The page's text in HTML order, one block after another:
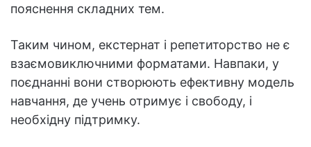
пояснення складних тем.
Таким чином, екстернат і репетиторство не є
взаємовиключними форматами. Навпаки, у
поєднанні вони створюють ефективну модель
навчання, де учень отримує і свободу, і
необхідну підтримку.